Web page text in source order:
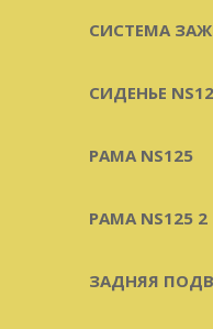
СИСТЕМА
СИДЕНЬЕ
РАМА NS125
РАМА NS125 2
ЗАДНЯЯ